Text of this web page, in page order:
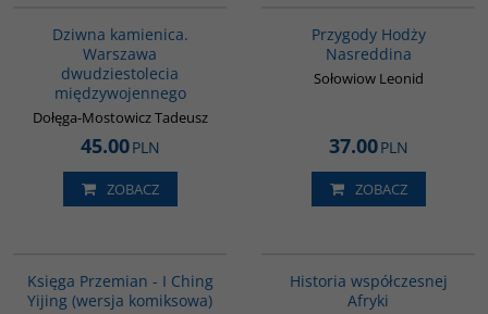
Dziwna kamienica.
Warszawa
dwudziestolecia
międzywojennego
Dołęga-Mostowicz Tadeusz
45.00PLN
ZOBACZ
Przygody Hodży
Nasreddina
Sołowiow Leonid
37.00PLN
ZOBACZ
Księga Przemian - I Ching
Yijing (wersja komiksowa)
Historia współczesnej
Afryki